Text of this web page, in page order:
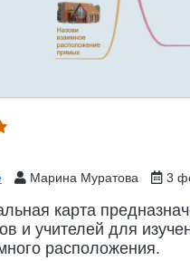
Марина Муратова 3
карта
и учителей для
расположения.